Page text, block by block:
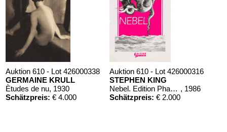
Auktion 610 - Lot 426000338
GERMAINE KRULL
Ètudes de nu, 1930
Schätzpreis: € 4.000
Auktion 610 - Lot 426000316
STEPHEN KING
Nebel. Edition Phantasia , 1986
Schätzpreis: € 2.000